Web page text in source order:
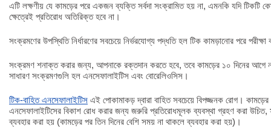
এটি লক্ষণীয় যে কামড়ের পরে একজন ব্যক্তি সর্বদা সংক্রামিত হয় না, এমনকি যদি
ক্ষেত্রেই প্রতিরোধ অতিরিক্ত হবে না।
সংক্রমণের উপস্থিতি নির্ধারণের সবচেয়ে নির্ভরযোগ্য পদ্ধতি হল টিক কামড়ানোর পরে পরীক্ষা
সংক্রমণ শনাক্ত করার জন্য, আপনাকে রক্তদান করতে হবে, তবে কামড়ের ১০ দিনের আগে
সাধারণ সংক্রমণগুলি হল এনসেফালাইটিস এবং বোরেলিওসিস।
টিক-বাহিত এনসেফালাইটিস এই পোকামাকড় দ্বারা বাহিত সবচেয়ে বিপজ্জনক রোগ।
এনসেফালাইটিসের বিকাশ রোধ করার জন্য জরুরি প্রতিরোধমূলক ব্যবস্থা গ্রহণ করা উচিত,
ব্যবহার করা হয় (কামড়ের পর তিন দিনের বেশি সময় না থাকলে ব্যবহার করা হয়)।